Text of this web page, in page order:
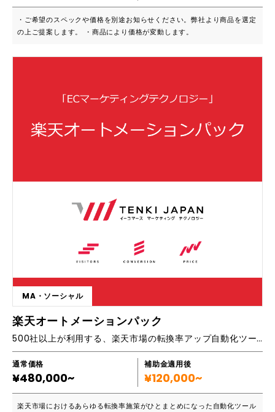
・ご希望のスペックや価格を別途お知らせください。弊社より商品を選定
の上ご提案します。 ・商品により価格が変動します。
MA・ソーシャル
楽天オートメーションパック
500社以上が利用する、楽天市場の転換率アップ自動化ツール
通常価格
¥480,000~
補助金適用後
¥120,000~
楽天市場におけるあらゆる転換率施策がひとまとめになった自動化ツール